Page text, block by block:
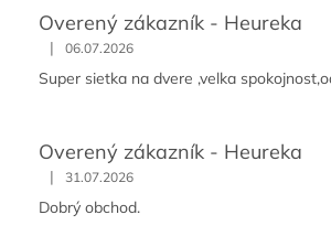
Overený zákazník - Heureka
| 06.07.2026
Super sietka na dvere ,velka
Overený zákazník - Heureka
| 31.07.2026
Dobrý obchod.